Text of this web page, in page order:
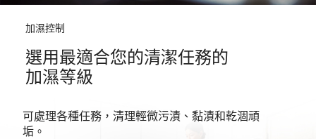
加濕控制
選用最適合您的清潔任務的
加濕等級
可處理各種任務，清理輕微污漬、黏漬和乾涸頑
垢。